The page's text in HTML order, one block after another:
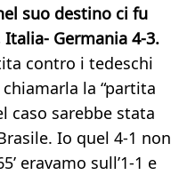
suo destino ci fu
Italia- Germania 4-3.
contro i tedeschi
la “partita
caso sarebbe stata
Io quel 4-1 non
eravamo sull’1-1 e